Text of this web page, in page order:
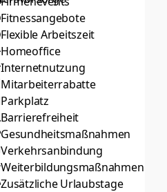
Fitnessangebote
Flexible Arbeitszeit
Homeoffice
Internetnutzung
Mitarbeiter­rabatte
Parkplatz
Barrierefreiheit
Gesundheits­maßnahmen
Verkehrsanbindung
Weiterbildungsmaßnahmen
Zusätzliche Urlaubstage